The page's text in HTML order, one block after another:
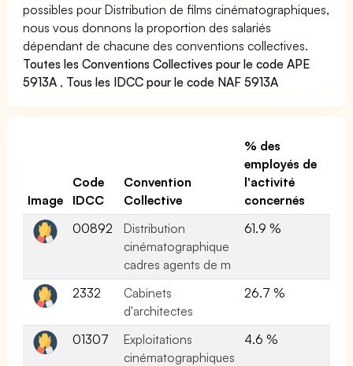
possibles pour Distribution de films cinématographiques,
nous vous donnons la proportion des salariés
dépendant de chacune des conventions collectives.
Toutes les Conventions Collectives pour le code APE
5913A , Tous les IDCC pour le code NAF 5913A
Image
Code
IDCC
Convention
Collective
% des
employés de
l'activité
concernés
00892
Distribution
cinématographique
cadres agents de m
61.9 %
2332
Cabinets
d'architectes
26.7 %
01307
Exploitations
cinématographiques
4.6 %